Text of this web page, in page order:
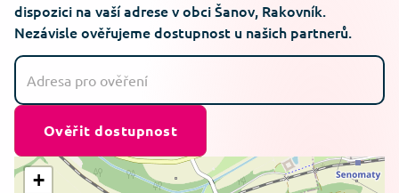
dispozici na vaší adrese v obci Šanov, Rakovník.
Nezávisle ověřujeme dostupnost u našich partnerů.
Ověřit dostupnost
+